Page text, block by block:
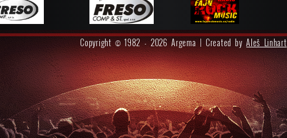
Copyright © 1982 - 2026 Argema | Created byAleš Linhart